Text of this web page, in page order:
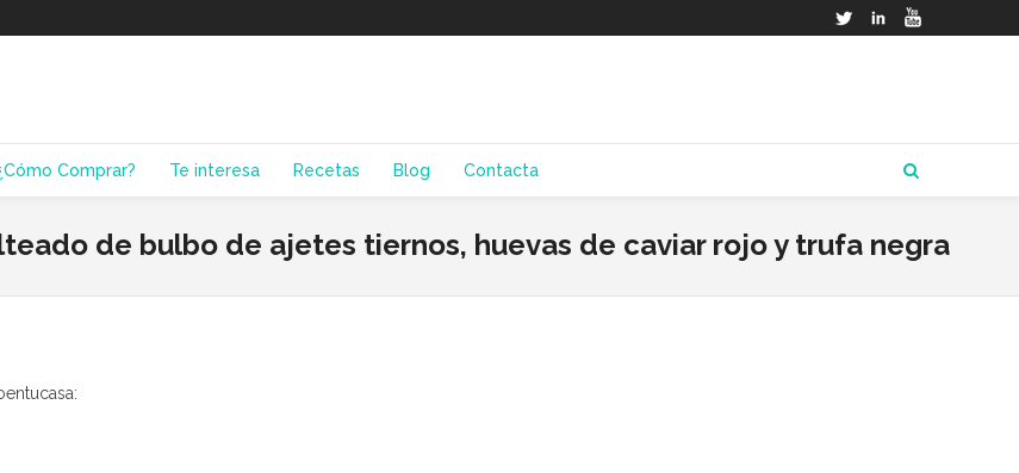
TwitterLinkedIn
Comprar? Te interesa Recetas Blog Contacta
de bulbo de ajetes tiernos, huevas de caviar rojo y trufa negra